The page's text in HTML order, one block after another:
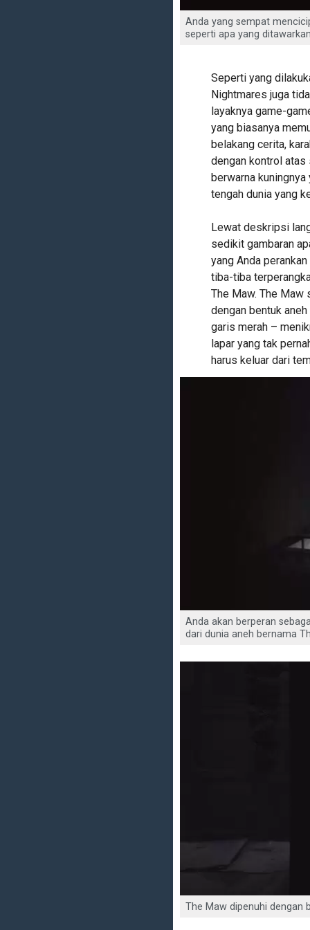
Anda yang sempat
seperti apa yang
Seperti yang
Nightmares juga
layaknya game-
yang biasanya
belakang cerita,
dengan kontrol atas
berwarna
tengah dunia yang
Lewat deskripsi
sedikit gambaran
yang Anda
tiba-tiba
The Maw. The
dengan bentuk
garis merah –
lapar yang tak
harus keluar dari
Anda akan berperan
dari dunia aneh bernama
The Maw dipenuhi dengan